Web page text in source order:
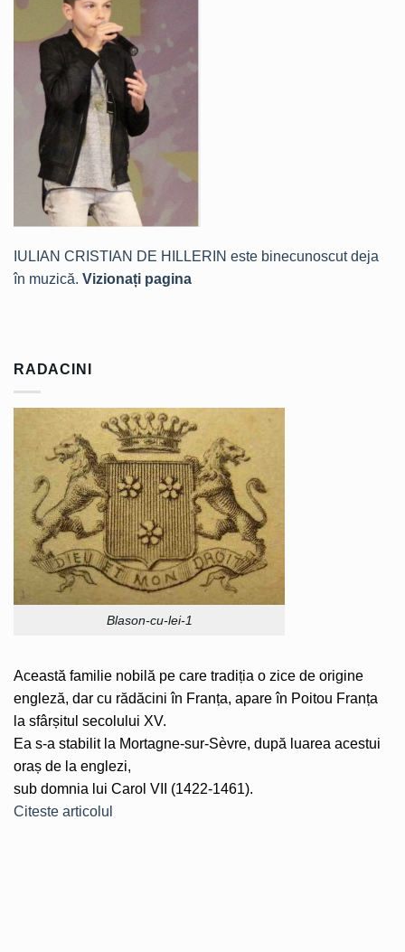
IULIAN CRISTIAN DE HILLERIN este binecunoscut deja
în muzică. Vizionați pagina
RADACINI
Blason-cu-lei-1
Această familie nobilă pe care tradiția o zice de origine
engleză, dar cu rădăcini în Franța, apare în Poitou Franța
la sfârșitul secolului XV.
Ea s-a stabilit la Mortagne-sur-Sèvre, după luarea acestui
oraș de la englezi,
sub domnia lui Carol VII (1422-1461).
Citeste articolul